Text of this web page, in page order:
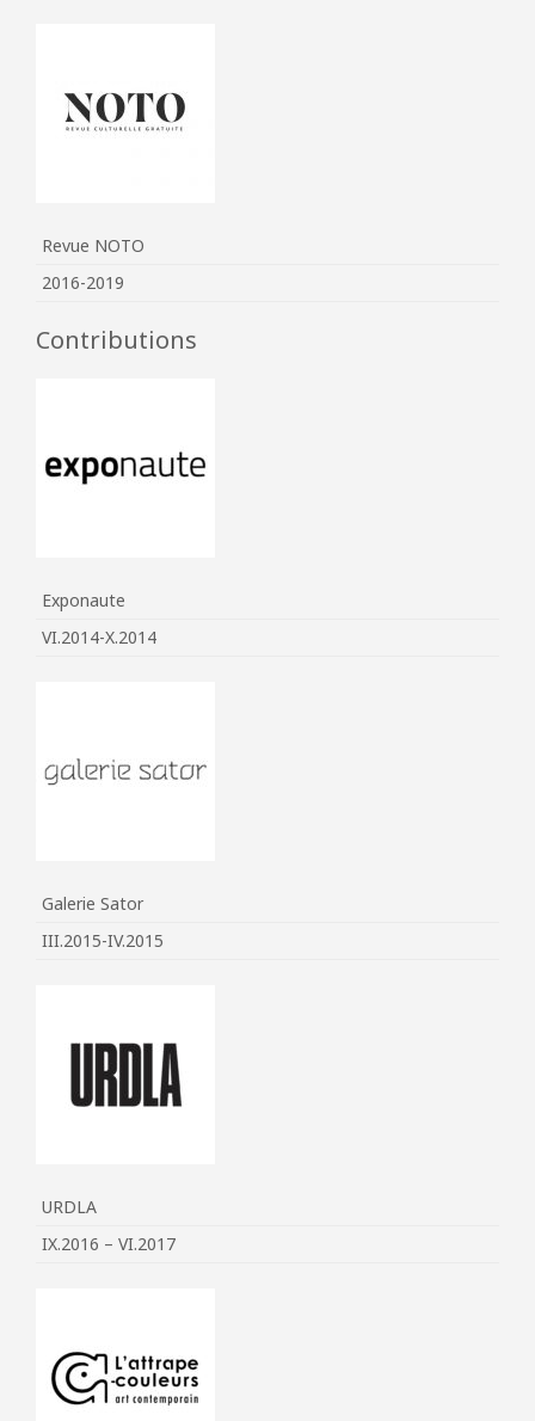
Revue NOTO
2016-2019
Contributions
Exponaute
VI.2014-X.2014
Galerie Sator
III.2015-IV.2015
URDLA
IX.2016 – VI.2017